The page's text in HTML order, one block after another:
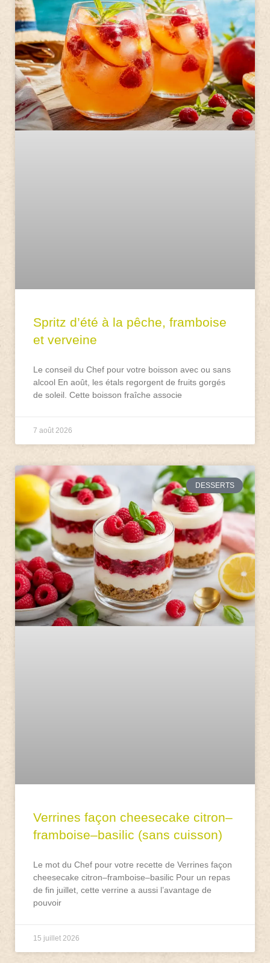
Spritz d’été à la pêche, framboise
et verveine
Le conseil du Chef pour votre boisson avec ou sans
alcool En août, les étals regorgent de fruits gorgés
de soleil. Cette boisson fraîche associe
7 août 2026
DESSERTS
Verrines façon cheesecake citron–
framboise–basilic (sans cuisson)
Le mot du Chef pour votre recette de Verrines façon
cheesecake citron–framboise–basilic Pour un repas
de fin juillet, cette verrine a aussi l’avantage de
pouvoir
15 juillet 2026